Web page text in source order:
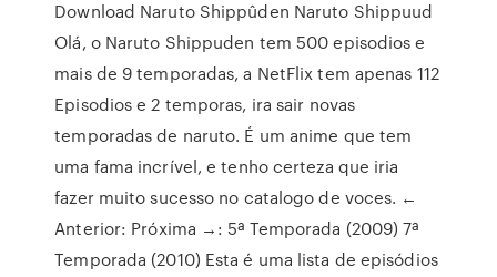
Download Naruto Shippûden Naruto Shippuud
Olá, o Naruto Shippuden tem 500 episodios e
mais de 9 temporadas, a NetFlix tem apenas 112
Episodios e 2 temporas, ira sair novas
temporadas de naruto. É um anime que tem
uma fama incrível, e tenho certeza que iria
fazer muito sucesso no catalogo de voces. ←
Anterior: Próxima →: 5ª Temporada (2009) 7ª
Temporada (2010) Esta é uma lista de episódios